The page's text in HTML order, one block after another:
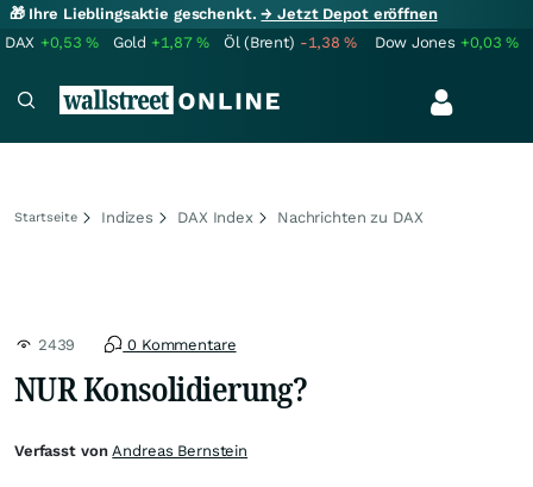
🎁 Ihre Lieblingsaktie geschenkt.→ Jetzt Depot eröffnen
DAX +0,53% Gold +1,87% Öl (Brent) -1,38% Dow Jones +0,03%
Startseite Indizes DAX Index Nachrichten zu DAX
2439 0 Kommentare
NUR Konsolidierung?
Verfasst vonAndreas Bernstein